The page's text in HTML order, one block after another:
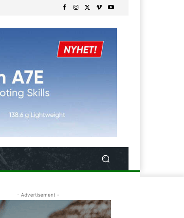
- Advertisement -